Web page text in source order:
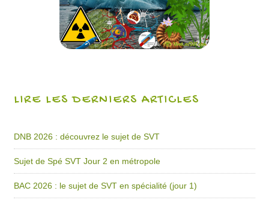
LIRE LES DERNIERS ARTICLES
DNB 2026 : découvrez le sujet de SVT
Sujet de Spé SVT Jour 2 en métropole
BAC 2026 : le sujet de SVT en spécialité (jour 1)